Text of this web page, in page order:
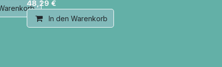
48,29 €
In den Warenkorb